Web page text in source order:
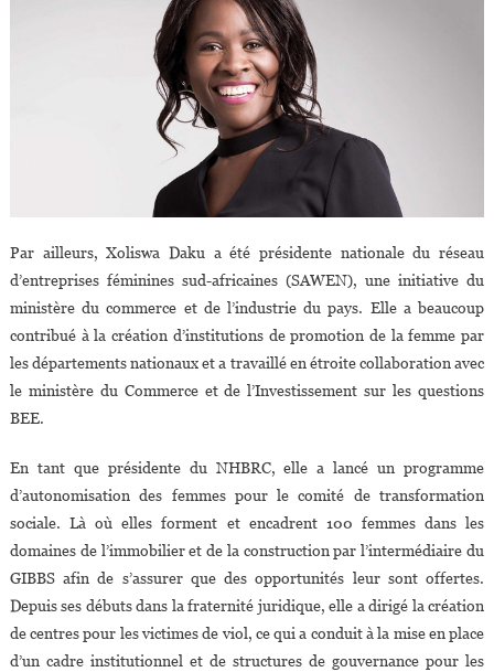
Par ailleurs, Xoliswa Daku a été présidente nationale du réseau
d’entreprises féminines sud-africaines (SAWEN), une initiative du
ministère du commerce et de l’industrie du pays. Elle a beaucoup
contribué à la création d’institutions de promotion de la femme par
les départements nationaux et a travaillé en étroite collaboration avec
le ministère du Commerce et de l’Investissement sur les questions
BEE.
En tant que présidente du NHBRC, elle a lancé un programme
d’autonomisation des femmes pour le comité de transformation
sociale. Là où elles forment et encadrent 100 femmes dans les
domaines de l’immobilier et de la construction par l’intermédiaire du
GIBBS afin de s’assurer que des opportunités leur sont offertes.
Depuis ses débuts dans la fraternité juridique, elle a dirigé la création
de centres pour les victimes de viol, ce qui a conduit à la mise en place
d’un cadre institutionnel et de structures de gouvernance pour les